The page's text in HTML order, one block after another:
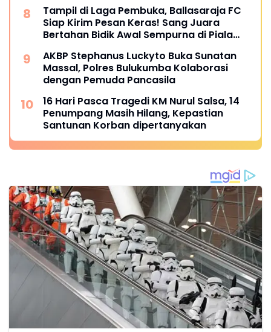
Tampil di Laga Pembuka, Ballasaraja FC
Siap Kirim Pesan Keras! Sang Juara
Bertahan Bidik Awal Sempurna di Piala
AKBP Stephanus Luckyto Buka Sunatan
Massal, Polres Bulukumba Kolaborasi
dengan Pemuda Pancasila
16 Hari Pasca Tragedi KM Nurul Salsa, 14
Penumpang Masih Hilang, Kepastian
Santunan Korban dipertanyakan